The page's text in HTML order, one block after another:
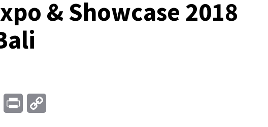
& Showcase 2018
Email Print